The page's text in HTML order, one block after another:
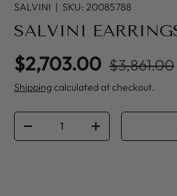
SALVINI | SKU: 20085788
SALVINI
Sale price
$2,703.00 Regular
$3,861.00
Shipping calculated at checkout.
Qty
DECREASE QUANTITY
INCREASE